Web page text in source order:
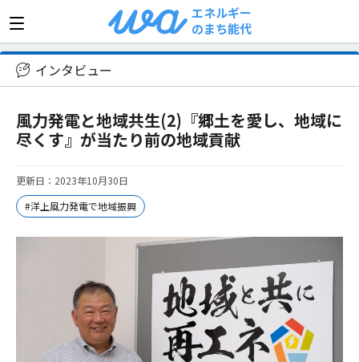
エネルギー
のまち能代
インタビュー>風力発電と地域共生(2)『郷土を愛し
インタビュー
風力発電と地域共生(2)『郷土を愛し、地域に
尽くす』が当たり前の地域貢献
更新日：2023年10月30日
#洋上風力発電で地域振興